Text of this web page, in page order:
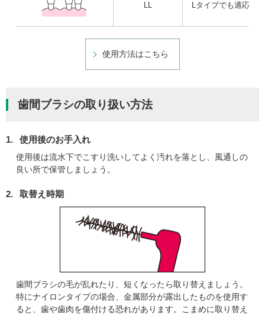
LL Lタイプでも適応で
使用方法はこちら
歯間ブラシの取り扱い方法
1. 使用後のお手入れ
使用後は流水下でこすり洗いしてよく汚れを落とし、風通しの
良い所で保管しましょう。
2. 取替え時期
歯間ブラシの毛が乱れたり、短くなったら取り替えましょう。
特にナイロンタイプの場合、金属部分が露出したものを使用す
ると、歯や歯肉を傷付ける恐れがあります。こまめに取り替え